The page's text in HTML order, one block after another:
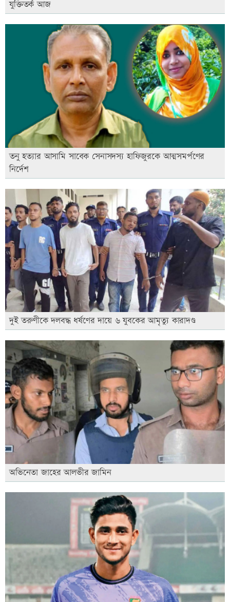
যুক্তিতর্ক আজ
তনু হত্যার আসামি সাবেক সেনাসদস্য হাফিজুরকে আত্মসমর্পণের
নির্দেশ
দুই তরুণীকে দলবদ্ধ ধর্ষণের দায়ে ৬ যুবকের আমৃত্যু কারাদণ্ড
অভিনেতা জাহের আলভীর জামিন